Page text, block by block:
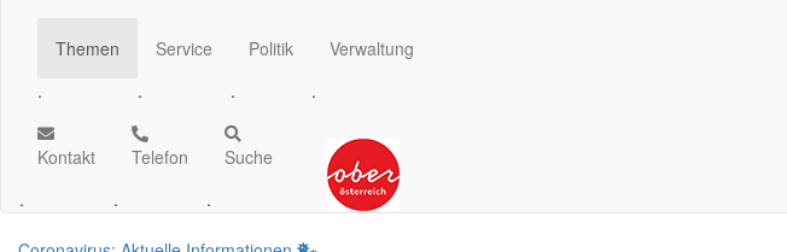
Themen
.
Service
.
Politik
.
Verwaltung
.
Kontakt
.
Telefon
.
Suche
.